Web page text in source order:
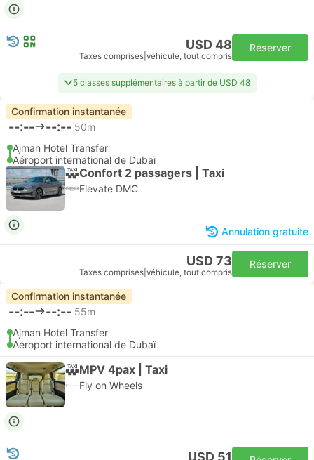
USD 48
Taxes comprises véhicule, tout compris
Réserver
5 classes supplémentaires à partir de USD 48
Confirmation instantanée
--:-- --:-- 50m
Ajman Hotel Transfer
Aéroport international de Dubaï
Confort 2 passagers | Taxi
Elevate DMC
Annulation gratuite
USD 73
Taxes comprises véhicule, tout compris
Réserver
Confirmation instantanée
--:-- --:-- 55m
Ajman Hotel Transfer
Aéroport international de Dubaï
MPV 4pax | Taxi
Fly on Wheels
USD 51